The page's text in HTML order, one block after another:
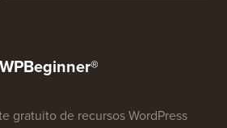
gratuito de recursos WordPress